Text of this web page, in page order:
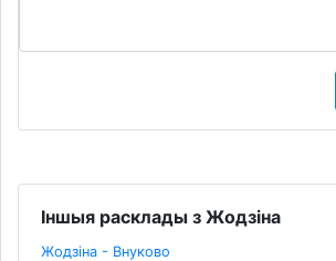
Іншыя расклады з Жодзіна
Жодзіна - Внуково